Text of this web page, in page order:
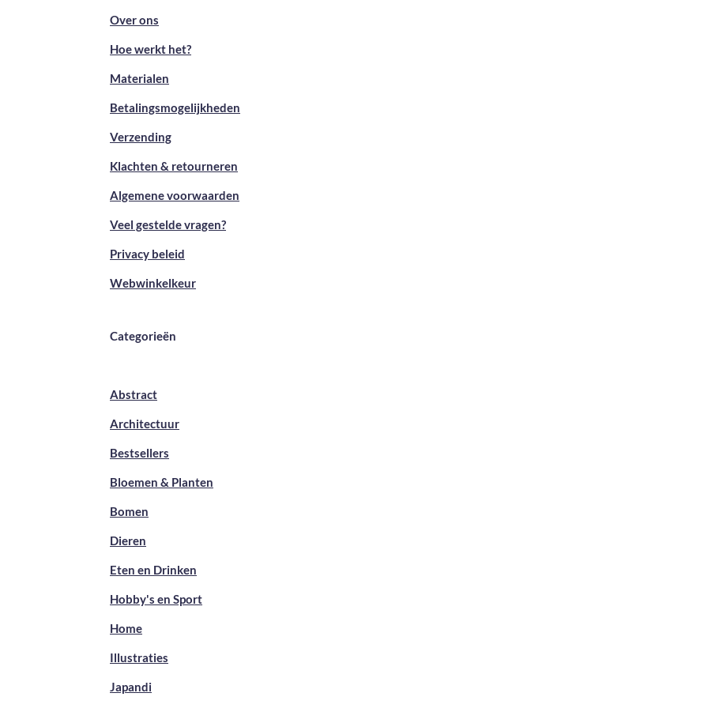
Over ons
Hoe werkt het?
Materialen
Betalingsmogelijkheden
Verzending
Klachten & retourneren
Algemene voorwaarden
Veel gestelde vragen?
Privacy beleid
Webwinkelkeur
Categorieën
Abstract
Architectuur
Bestsellers
Bloemen & Planten
Bomen
Dieren
Eten en Drinken
Hobby's en Sport
Home
Illustraties
Japandi